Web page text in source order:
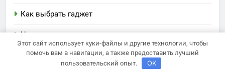
Как выбрать гаджет
Новости плюс
Ремонт и отделка
Этот сайт использует куки-файлы и другие технологии, чтобы
помочь вам в навигации, а также предоставить лучший
пользовательский опыт.
OK